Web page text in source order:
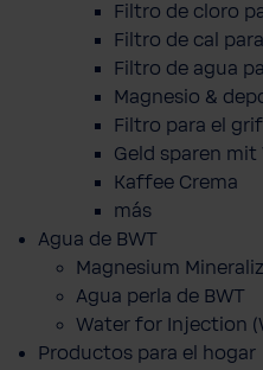
Filtro de cloro
Filtro de cal
Filtro de agua
Magnesio &
Filtro para el
Geld sparen
Kaffee Crema
más
Agua de BWT
Magnesium
Agua perla de BWT
Water for Injection
Productos para el hogar